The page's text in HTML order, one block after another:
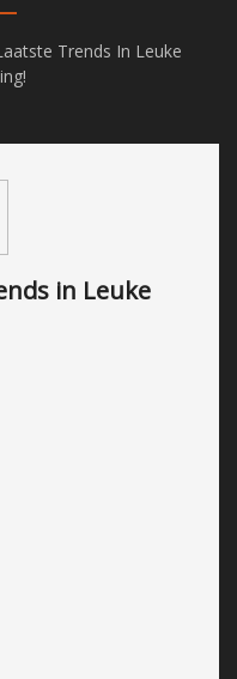
Trends In Leuke
in Leuke